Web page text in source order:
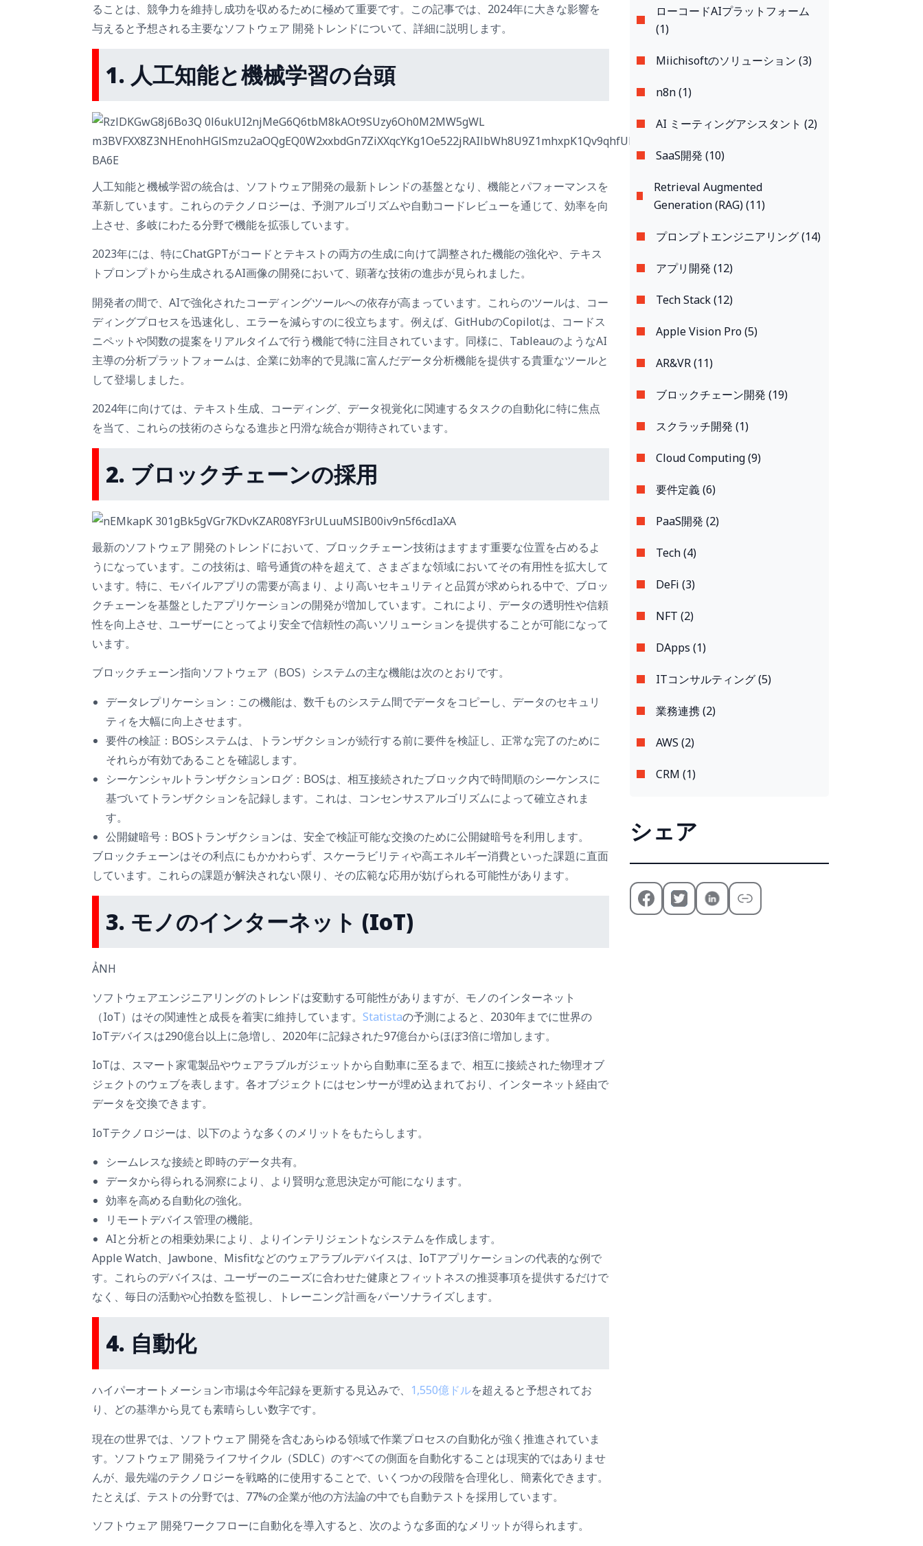
ることは、競争力を維持し成功を収めるために極めて重要です。この記事では、2024年に大きな影響を
与えると予想される主要なソフトウェア 開発トレンドについて、詳細に説明します。
1. 人工知能と機械学習の台頭
人工知能と機械学習の統合は、ソフトウェア開発の最新トレンドの基盤となり、機能とパフォーマンスを
革新しています。これらのテクノロジーは、予測アルゴリズムや自動コードレビューを通じて、効率を向
上させ、多岐にわたる分野で機能を拡張しています。
2023年には、特にChatGPTがコードとテキストの両方の生成に向けて調整された機能の強化や、テキス
トプロンプトから生成されるAI画像の開発において、顕著な技術の進歩が見られました。
開発者の間で、AIで強化されたコーディングツールへの依存が高まっています。これらのツールは、コー
ディングプロセスを迅速化し、エラーを減らすのに役立ちます。例えば、GitHubのCopilotは、コードス
ニペットや関数の提案をリアルタイムで行う機能で特に注目されています。同様に、TableauのようなAI
主導の分析プラットフォームは、企業に効率的で見識に富んだデータ分析機能を提供する貴重なツールと
して登場しました。
2024年に向けては、テキスト生成、コーディング、データ視覚化に関連するタスクの自動化に特に焦点
を当て、これらの技術のさらなる進歩と円滑な統合が期待されています。
2. ブロックチェーンの採用
最新のソフトウェア 開発のトレンドにおいて、ブロックチェーン技術はますます重要な位置を占めるよ
うになっています。この技術は、暗号通貨の枠を超えて、さまざまな領域においてその有用性を拡大して
います。特に、モバイルアプリの需要が高まり、より高いセキュリティと品質が求められる中で、ブロッ
クチェーンを基盤としたアプリケーションの開発が増加しています。これにより、データの透明性や信頼
性を向上させ、ユーザーにとってより安全で信頼性の高いソリューションを提供することが可能になって
います。
ブロックチェーン指向ソフトウェア（BOS）システムの主な機能は次のとおりです。
データレプリケーション：この機能は、数千ものシステム間でデータをコピーし、データのセキュリ
ティを大幅に向上させます。
要件の検証：BOSシステムは、トランザクションが続行する前に要件を検証し、正常な完了のために
それらが有効であることを確認します。
シーケンシャルトランザクションログ：BOSは、相互接続されたブロック内で時間順のシーケンスに
基づいてトランザクションを記録します。これは、コンセンサスアルゴリズムによって確立されま
す。
公開鍵暗号：BOSトランザクションは、安全で検証可能な交換のために公開鍵暗号を利用します。
ブロックチェーンはその利点にもかかわらず、スケーラビリティや高エネルギー消費といった課題に直面
しています。これらの課題が解決されない限り、その広範な応用が妨げられる可能性があります。
3. モノのインターネット (IoT)
ẢNH
ソフトウェアエンジニアリングのトレンドは変動する可能性がありますが、モノのインターネット
（IoT）はその関連性と成長を着実に維持しています。Statistaの予測によると、2030年までに世界の
IoTデバイスは290億台以上に急増し、2020年に記録された97億台からほぼ3倍に増加します。
IoTは、スマート家電製品やウェアラブルガジェットから自動車に至るまで、相互に接続された物理オブ
ジェクトのウェブを表します。各オブジェクトにはセンサーが埋め込まれており、インターネット経由で
データを交換できます。
IoTテクノロジーは、以下のような多くのメリットをもたらします。
シームレスな接続と即時のデータ共有。
データから得られる洞察により、より賢明な意思決定が可能になります。
効率を高める自動化の強化。
リモートデバイス管理の機能。
AIと分析との相乗効果により、よりインテリジェントなシステムを作成します。
Apple Watch、Jawbone、Misfitなどのウェアラブルデバイスは、IoTアプリケーションの代表的な例で
す。これらのデバイスは、ユーザーのニーズに合わせた健康とフィットネスの推奨事項を提供するだけで
なく、毎日の活動や心拍数を監視し、トレーニング計画をパーソナライズします。
4. 自動化
ハイパーオートメーション市場は今年記録を更新する見込みで、 1,550億ドルを超えると予想されてお
り、どの基準から見ても素晴らしい数字です。
現在の世界では、ソフトウェア 開発を含むあらゆる領域で作業プロセスの自動化が強く推進されていま
す。ソフトウェア 開発ライフサイクル（SDLC）のすべての側面を自動化することは現実的ではありませ
んが、最先端のテクノロジーを戦略的に使用することで、いくつかの段階を合理化し、簡素化できます。
たとえば、テストの分野では、77%の企業が他の方法論の中でも自動テストを採用しています。
ソフトウェア 開発ワークフローに自動化を導入すると、次のような多面的なメリットが得られます。
ローコードAIプラットフォーム
(1)
Miichisoftのソリューション (3)
n8n (1)
AI ミーティングアシスタント (2)
SaaS開発 (10)
Retrieval Augmented
Generation (RAG) (11)
プロンプトエンジニアリング (14)
アプリ開発 (12)
Tech Stack (12)
Apple Vision Pro (5)
AR&VR (11)
ブロックチェーン開発 (19)
スクラッチ開発 (1)
Cloud Computing (9)
要件定義 (6)
PaaS開発 (2)
Tech (4)
DeFi (3)
NFT (2)
DApps (1)
ITコンサルティング (5)
業務連携 (2)
AWS (2)
CRM (1)
シェア